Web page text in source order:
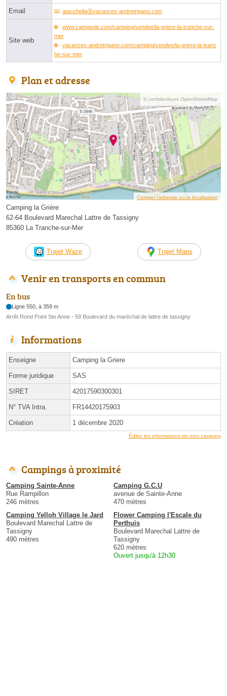
Email atacchellaⓐvacances-andretrigano.com
Site web
www.campeole.com/camping/vendee/la-griere-la-tranche-sur-
mer
vacances-andretrigano.com/camping/vendee/la-griere-la-tranc
he-sur-mer
Plan et adresse
© contributeurs OpenStreetMap
Corriger l’adresse ou la localisation
Camping la Grière
62-64 Boulevard Marechal Lattre de Tassigny
85360 La Tranche-sur-Mer
Trajet Waze Trajet Maps
Venir en transports en commun
En bus
Ligne 550, à 359 m
Arrêt Rond Point Ste Anne - 59 Boulevard du maréchal de lattre de tassigny
Informations
Enseigne Camping la Griere
Forme juridique SAS
SIRET 42017590300301
N° TVA Intra. FR14420175903
Création 1 décembre 2020
Éditer les informations de mon camping
Campings à proximité
Camping Sainte-Anne
Rue Rampillon
246 mètres
Camping G.C.U
avenue de Sainte-Anne
470 mètres
Camping Yelloh Village le Jard
Boulevard Marechal Lattre de
Tassigny
490 mètres
Flower Camping l'Escale du
Perthuis
Boulevard Marechal Lattre de
Tassigny
620 mètres
Ouvert jusqu'à 12h30